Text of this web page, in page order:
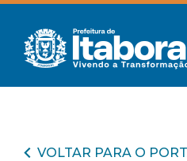
VOLTAR PARA O